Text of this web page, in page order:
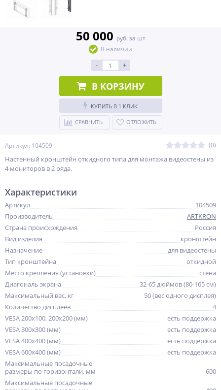
Артикул: 104509 (0)
Настенный кронштейн откидного типа для монтажа видеостены из
4 мониторов в 2 ряда.
50 000 руб. за шт
В наличии
- +
В КОРЗИНУ
КУПИТЬ В 1 КЛИК
СРАВНИТЬ ОТЛОЖИТЬ
Характеристики
Артикул
104509
Производитель
ARTKRON
Страна происхождения
Россия
Вид изделия
кронштейн
Назначение
для видеостены
Тип кронштейна
откидной
Место крепления (установки)
стена
Диагональ экрана
32-65 дюймов (80-165 см)
Максимальный вес, кг
50 (вес одного дисплея)
Количество дисплеев
4
VESA 200x100, 200x200 (мм)
есть поддержка
VESA 300x300 (мм)
есть поддержка
VESA 400x400 (мм)
есть поддержка
VESA 600x400 (мм)
есть поддержка
Максимальные посадочные
размеры по горизонтали, мм
600
Максимальные посадочные